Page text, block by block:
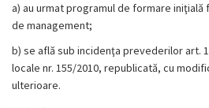
a) au urmat programul de formare iniţială
de management;
b) se află sub incidenţa prevederilor art.
locale nr. 155/2010, republicată, cu
ulterioare.